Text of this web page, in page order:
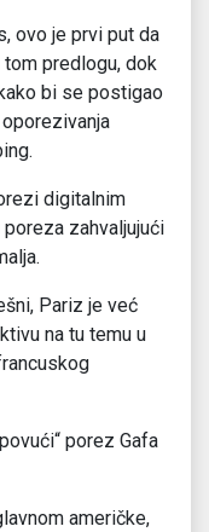
ovo je prvi put da
predlogu, dok
bi se postigao
digitalnim
zahvaljujući
Pariz je već
na tu temu u
porez Gafa
američke,